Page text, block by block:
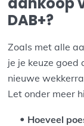
DAB+?
Zoals met alle
je je keuze goed
nieuwe
Let onder meer
Hoeveel